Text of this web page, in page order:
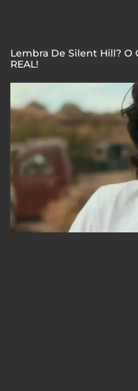
Lembra De Silent Hill? O
REAL!